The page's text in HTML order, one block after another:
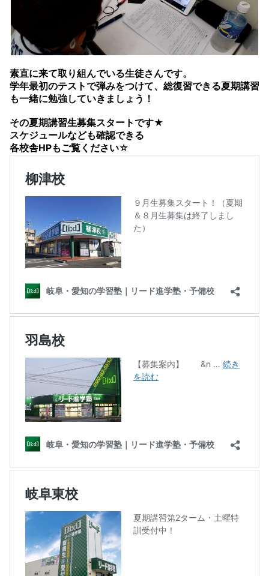
素直に来て取り組んでいる生徒さんです。
学年最初のテストで弾みをつけて、総復習できる夏期講習
も一緒に勉強していきましょう！
その夏期講習生募集スタートです★
スケジュールなども確認できる
各校舎HPもご覧ください☆